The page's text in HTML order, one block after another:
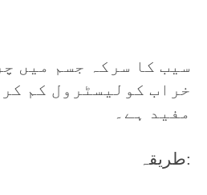
سیب کا سرکہ جسم میں
خراب کولیسٹرول کم
مفید ہے۔
طریقہ: